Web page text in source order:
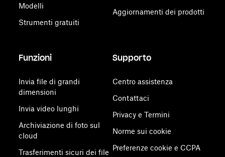
Modelli
Strumenti gratuiti
Aggiornamenti dei prodotti
Funzioni
Invia file di grandi
dimensioni
Invia video lunghi
Archiviazione di foto sul
cloud
Trasferimenti sicuri dei file
Supporto
Centro assistenza
Contattaci
Privacy e Termini
Norme sui cookie
Preferenze cookie e CCPA